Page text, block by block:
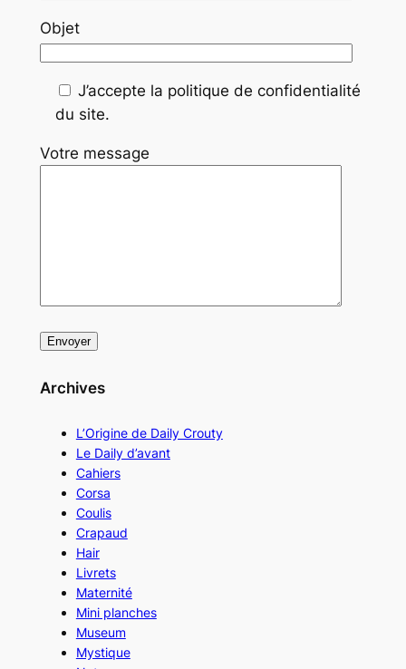
Objet
J’accepte la politique de confidentialité
du site.
Votre message
Archives
L’Origine de Daily Crouty
Le Daily d’avant
Cahiers
Corsa
Coulis
Crapaud
Hair
Livrets
Maternité
Mini planches
Museum
Mystique